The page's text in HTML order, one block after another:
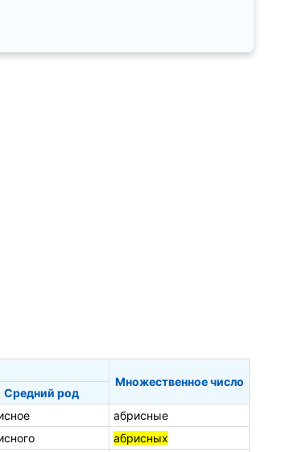
Множественное число
Средний род
абрисные
абрисных